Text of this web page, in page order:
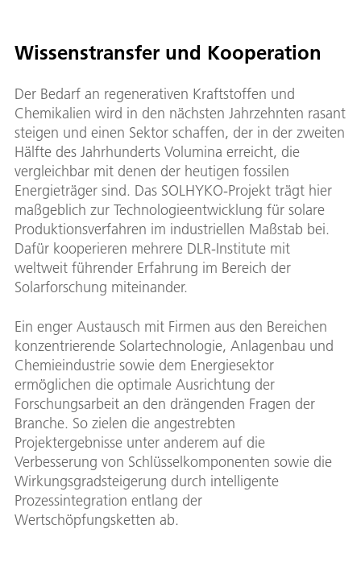
Wissenstransfer und Kooperation
Der Bedarf an regenerativen Kraftstoffen und
Chemikalien wird in den nächsten Jahrzehnten rasant
steigen und einen Sektor schaffen, der in der zweiten
Hälfte des Jahrhunderts Volumina erreicht, die
vergleichbar mit denen der heutigen fossilen
Energieträger sind. Das SOLHYKO-Projekt trägt hier
maßgeblich zur Technologieentwicklung für solare
Produktionsverfahren im industriellen Maßstab bei.
Dafür kooperieren mehrere DLR-Institute mit
weltweit führender Erfahrung im Bereich der
Solarforschung miteinander.
Ein enger Austausch mit Firmen aus den Bereichen
konzentrierende Solartechnologie, Anlagenbau und
Chemieindustrie sowie dem Energiesektor
ermöglichen die optimale Ausrichtung der
Forschungsarbeit an den drängenden Fragen der
Branche. So zielen die angestrebten
Projektergebnisse unter anderem auf die
Verbesserung von Schlüsselkomponenten sowie die
Wirkungsgradsteigerung durch intelligente
Prozessintegration entlang der
Wertschöpfungsketten ab.